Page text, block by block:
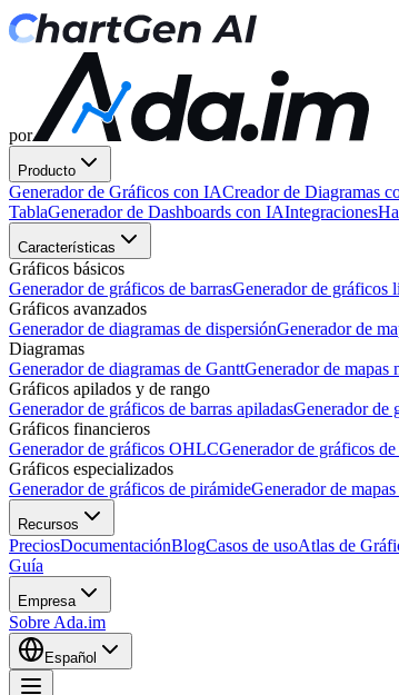
por
Producto
Generador de Gráficos con IACreador de Diagramas
TablaGenerador de Dashboards con IAIntegraciones
Características
Gráficos básicos
Generador de gráficos de barrasGenerador de gráficos
Gráficos avanzados
Generador de diagramas de dispersiónGenerador de
Diagramas
Generador de diagramas de GanttGenerador de mapas
Gráficos apilados y de rango
Generador de gráficos de barras apiladasGenerador de
Gráficos financieros
Generador de gráficos OHLCGenerador de gráficos de
Gráficos especializados
Generador de gráficos de pirámideGenerador de
Recursos
PreciosDocumentaciónBlogCasos de usoAtlas de
Guía
Empresa
Sobre Ada.im
Español